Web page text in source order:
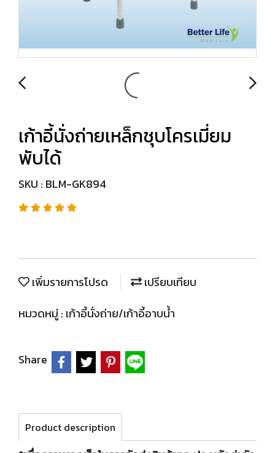
เก้าอี้นั่งถ่ายเหล็กชุบโครเมี่ยม
พับได้
SKU : BLM-GK894
เพิ่มรายการโปรด
เปรียบเทียบ
หมวดหมู่ : เก้าอี้นั่งถ่าย/เก้าอี้อาบน้ำ
Share
Product description